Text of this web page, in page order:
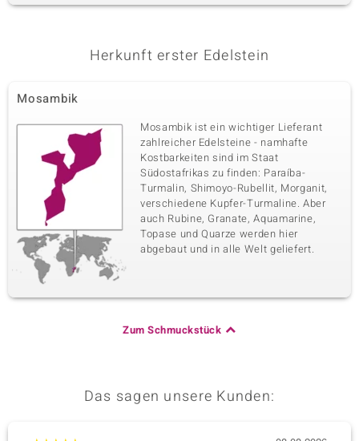
Herkunft erster Edelstein
Mosambik
Mosambik ist ein wichtiger Lieferant
zahlreicher Edelsteine - namhafte
Kostbarkeiten sind im Staat
Südostafrikas zu finden: Paraíba-
Turmalin, Shimoyo-Rubellit, Morganit,
verschiedene Kupfer-Turmaline. Aber
auch Rubine, Granate, Aquamarine,
Topase und Quarze werden hier
abgebaut und in alle Welt geliefert.
Zum Schmuckstück
Das sagen unsere Kunden: